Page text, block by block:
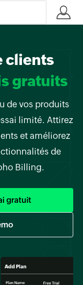
clients
gratuits
de vos produits
limité. Attirez
et améliorez
de
Billing.
gratuit